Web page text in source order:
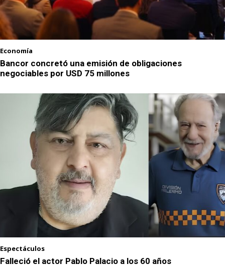
Economía
Bancor concretó una emisión de obligaciones
negociables por USD 75 millones
Espectáculos
Falleció el actor Pablo Palacio a los 60 años